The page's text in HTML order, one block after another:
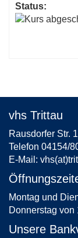
Status:
vhs Trittau
Rausdorfer Str.
Telefon 04154/
E-Mail:
Montag und
Donnerstag von
Unsere